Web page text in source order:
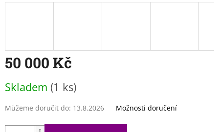
50 000 Kč
cena:
Skladem (1 ks)
Můžeme doručit do: 13.8.2026 Možnosti doručení